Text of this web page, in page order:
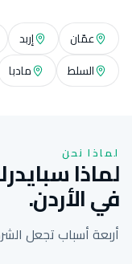
عمّان إربد
السلط
مادبا
لماذا نحن
لماذا
في الأردن.
أربعة أسباب تجعل